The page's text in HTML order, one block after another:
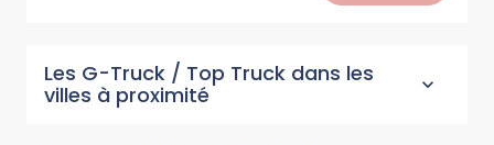
Les G-Truck / Top Truck dans les
villes à proximité